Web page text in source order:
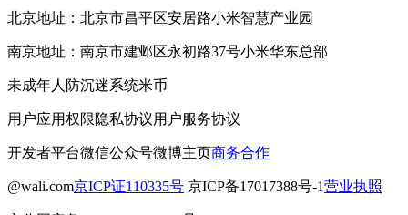
北京地址：北京市昌平区安居路小米智慧产业园
南京地址：南京市建邺区永初路37号小米华东总部
未成年人防沉迷系统米币
用户应用权限隐私协议用户服务协议
开发者平台微信公众号微博主页商务合作
@wali.com京ICP证110335号 京ICP备17017388号-1营业执照